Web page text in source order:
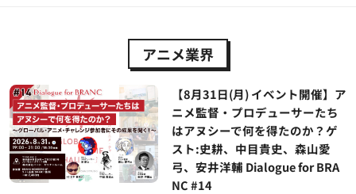
アニメ業界
【8月31日(月) イベント開催】ア
ニメ監督・プロデューサーたち
はアヌシーで何を得たのか？ゲ
スト:史耕、中目貴史、森山愛
弓、安井洋輔 Dialogue for BRA
NC #14